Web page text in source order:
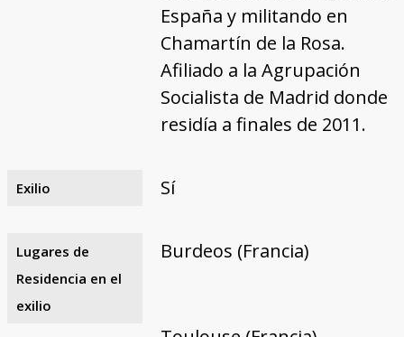
España y militando en
Chamartín de la Rosa.
Afiliado a la Agrupación
Socialista de Madrid donde
residía a finales de 2011.
Exilio Sí
Lugares de
Residencia en el
exilio
Burdeos (Francia)